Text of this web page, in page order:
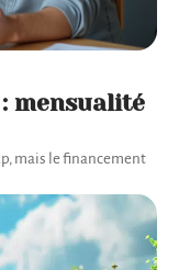
mensualité
mais le financement